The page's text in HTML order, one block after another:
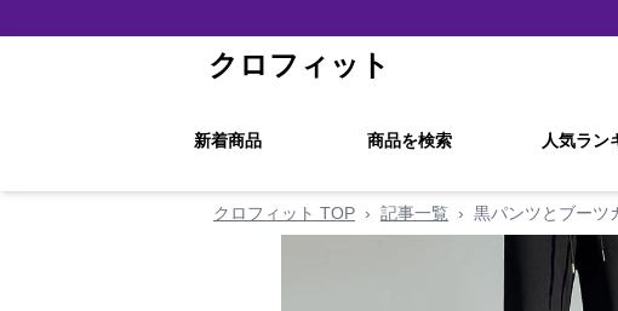
クロフィット
新着商品 商品を検索 人気ラン
クロフィット TOP › 記事一覧 › 黒パンツとブーツ